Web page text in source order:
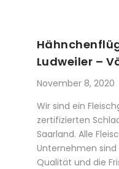
Ludweiler –
November 8, 2020
Wir sind ein
zertifizierten
Saarland. Alle
Unternehmen sind
Qualität und die